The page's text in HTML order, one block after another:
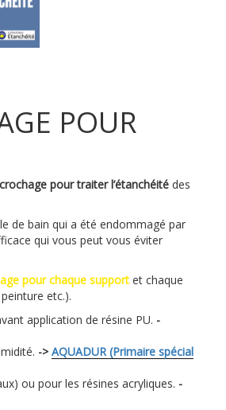
POUR
pour traiter l’étanchéité des
de bain qui a été endommagé par
qui vous peut vous éviter
pour chaque support et chaque
etc.).
application de résine PU. -
->AQUADUR (Primaire spécial
ou pour les résines acryliques. -